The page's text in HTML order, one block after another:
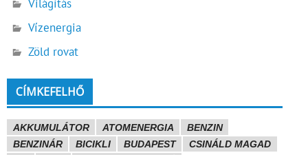
Világítás
Vízenergia
Zöld rovat
CÍMKEFELHŐ
AKKUMULÁTOR ATOMENERGIA
BENZIN
BENZINÁR
BICIKLI BUDAPEST
CSINÁLD MAGAD